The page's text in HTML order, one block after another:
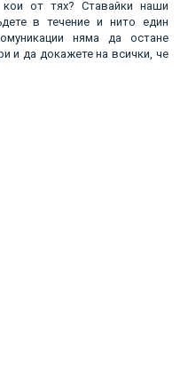
от тях? Ставайки наши
в течение и нито един
няма да остане
и да докажете на всички, че